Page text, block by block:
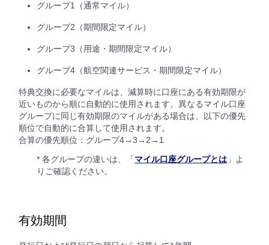
グループ1（通常マイル）
グループ2（期間限定マイル）
グループ3（用途・期間限定マイル）
グループ4（航空関連サービス・期間限定マイル）
特典交換に必要なマイルは、減算時に口座にある有効期限が
近いものから順に自動的に使用されます。異なるマイル口座
グループに同じ有効期限のマイルがある場合は、以下の優先
順位で自動的に合算して使用されます。
合算の優先順位：グループ4→3→2→1
* 各グループの違いは、「 マイル口座グループとは 」よ
りご確認ください。
有効期間